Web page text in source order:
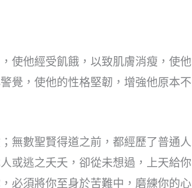
使他經受飢餓，以致肌膚消瘦，使他
覺，使他的性格堅韌，增強他原本不
無數聖賢得道之前，都經歷了普通人
或逃之夭夭，卻從未想過，上天給你
必須將你至身於苦難中，磨練你的心